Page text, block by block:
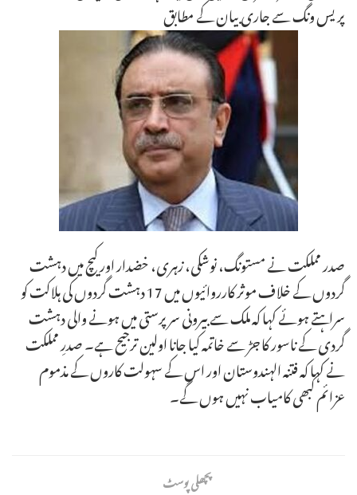
پریس ونگ سے جاری بیان کے مطابق
صدر مملکت نے مستونگ، نوشکی، زہری، خضدار اور کیچ میں دہشت
گردوں کے خلاف موثر کارروائیوں میں 17 دہشت گردوں کی ہلاکت کو
سراہتے ہوئے کہا کہ ملک سے بیرونی سرپرستی میں ہونے والی دہشت
گردی کے ناسور کا جڑ سے خاتمہ کیا جانا اولین ترجیح ہے۔ صدرِ مملکت
نے کہا کہ فتنہ الہندوستان اور اس کے سہولت کاروں کے مذموم
عزائم کبھی کامیاب نہیں ہوں گے۔
پچھلی پوسٹ